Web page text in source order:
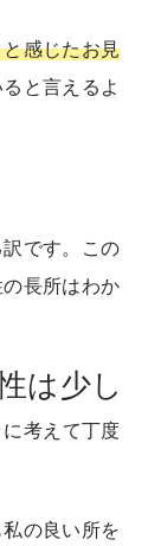
感じたお見
と言えるよ
です。この
長所はわか
は少し
に考えて丁度
の良い所を